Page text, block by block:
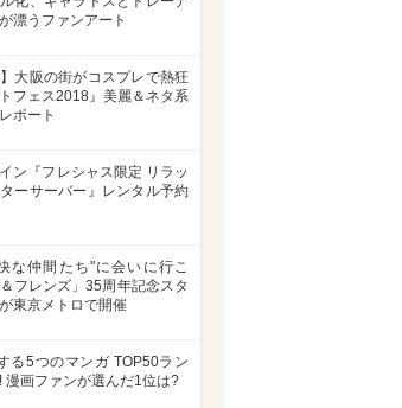
漂うファンアート
】大阪の街がコスプレで熱狂
フェス2018』美麗＆ネタ系
ポート
ン『フレシャス限定 リラッ
ーサーバー』レンタル予約
な仲間たち"に会いに行こ
フレンズ」35周年記念スタ
東京メトロで開催
る5つのマンガ TOP50ラン
漫画ファンが選んだ1位は?